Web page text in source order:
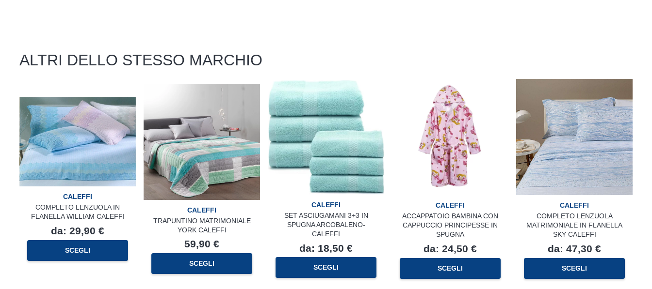
ALTRI DELLO STESSO MARCHIO
CALEFFI
COMPLETO LENZUOLA IN
FLANELLA WILLIAM CALEFFI
da: 29,90 €
SCEGLI
prodotto
CALEFFI
TRAPUNTINO MATRIMONIALE
YORK CALEFFI
59,90 €
SCEGLI
CALEFFI
SET ASCIUGAMANI 3+3 IN
SPUGNA ARCOBALENO-
CALEFFI
da: 18,50 €
SCEGLI
CALEFFI
ACCAPPATOIO BAMBINA CON
CAPPUCCIO PRINCIPESSE IN
SPUGNA
da: 24,50 €
SCEGLI
CALEFFI
COMPLETO LENZUOLA
MATRIMONIALE IN FLANELLA
SKY CALEFFI
da: 47,30 €
SCEGLI